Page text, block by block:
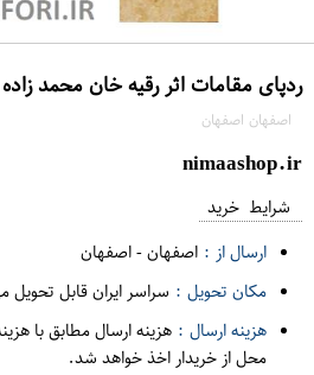
ردپای مقامات اثر رقیه خان محمد
اصفهان اصفهان
nimaashop.ir
شرایط خرید
ارسال از : اصفهان-اصفهان
مکان تحویل : سراسر ایران قابل تحویل
هزینه ارسال : هزینه ارسال مطابق با
محل از خریدار اخذ خواهد شد.